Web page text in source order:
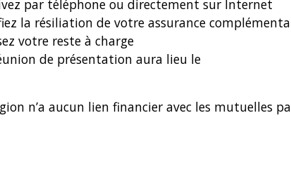
par téléphone ou directement sur Internet
la résiliation de votre assurance
votre reste à charge
de présentation aura lieu le
n’a aucun lien financier avec les mutuelles